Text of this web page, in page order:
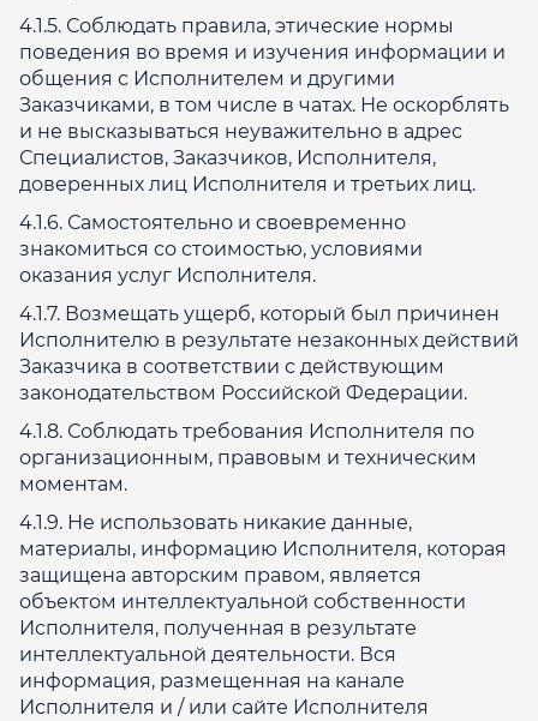
4.1.5. Соблюдать правила, этические нормы
поведения во время и изучения информации и
общения с Исполнителем и другими
Заказчиками, в том числе в чатах. Не оскорблять
и не высказываться неуважительно в адрес
Специалистов, Заказчиков, Исполнителя,
доверенных лиц Исполнителя и третьих лиц.
4.1.6. Самостоятельно и своевременно
знакомиться со стоимостью, условиями
оказания услуг Исполнителя.
4.1.7. Возмещать ущерб, который был причинен
Исполнителю в результате незаконных действий
Заказчика в соответствии с действующим
законодательством Российской Федерации.
4.1.8. Соблюдать требования Исполнителя по
организационным, правовым и техническим
моментам.
4.1.9. Не использовать никакие данные,
материалы, информацию Исполнителя, которая
защищена авторским правом, является
объектом интеллектуальной собственности
Исполнителя, полученная в результате
интеллектуальной деятельности. Вся
информация, размещенная на канале
Исполнителя и / или сайте Исполнителя